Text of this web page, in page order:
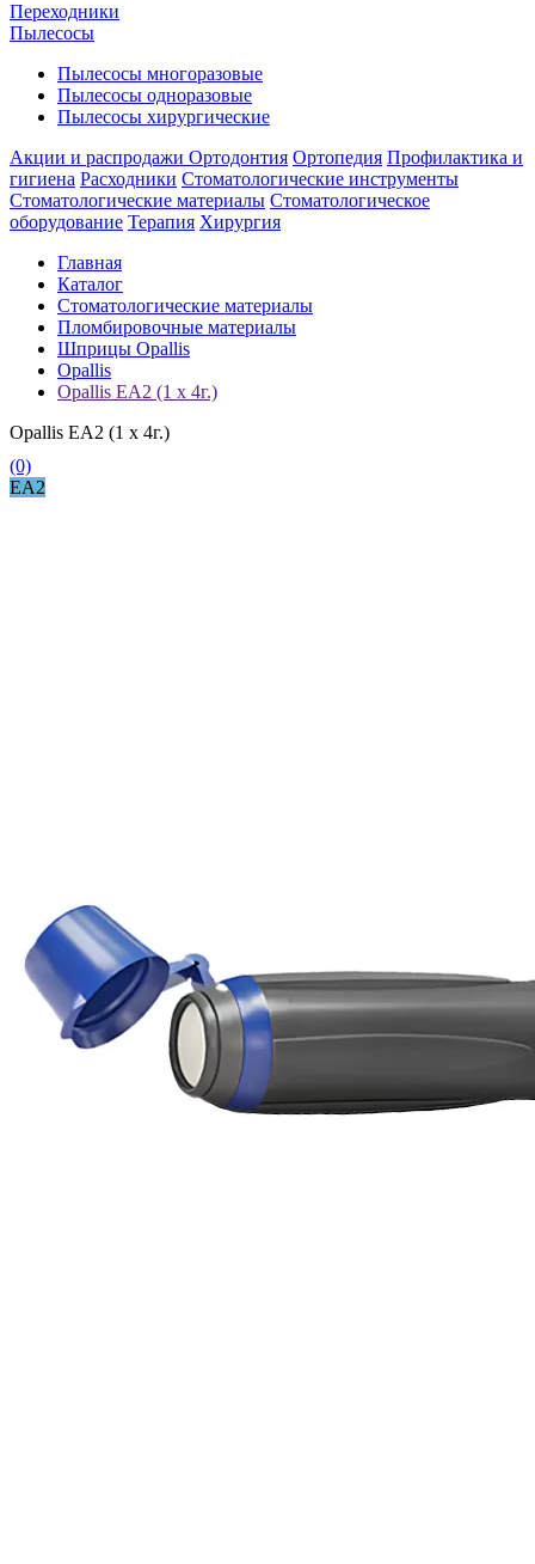
Переходники
Пылесосы
Пылесосы многоразовые
Пылесосы одноразовые
Пылесосы хирургические
Акции и распродажи Ортодонтия Ортопедия Профилактика и
гигиена Расходники Стоматологические инструменты
Стоматологические материалы Стоматологическое
оборудование Терапия Хирургия
Главная
Каталог
Стоматологические материалы
Пломбировочные материалы
Шприцы Opallis
Opallis
Opallis EA2 (1 x 4г.)
Opallis EA2 (1 x 4г.)
(0)
EA2